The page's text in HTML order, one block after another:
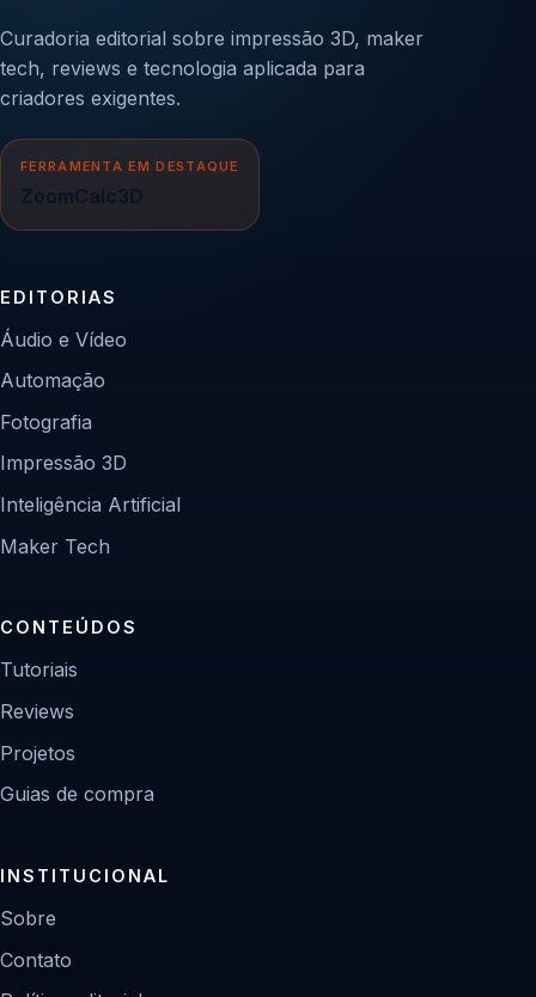
Curadoria editorial sobre impressão 3D, maker
tech, reviews e tecnologia aplicada para
criadores exigentes.
FERRAMENTA EM DESTAQUE
ZoomCalc3D
EDITORIAS
Áudio e Vídeo
Automação
Fotografia
Impressão 3D
Inteligência Artificial
Maker Tech
CONTEÚDOS
Tutoriais
Reviews
Projetos
Guias de compra
INSTITUCIONAL
Sobre
Contato